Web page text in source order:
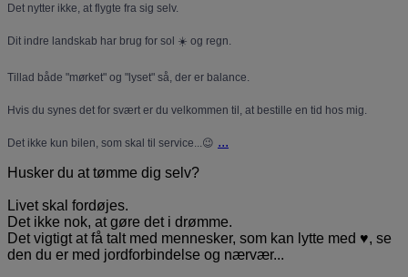
Det nytter ikke, at flygte fra sig selv.
Dit indre landskab har brug for sol ☀️ og regn.
Tillad både "mørket" og "lyset" så, der er balance.
Hvis du synes det for svært er du velkommen til, at bestille en tid hos mig.
Det ikke kun bilen, som skal til service...😉 ...
Husker du at tømme dig selv?
Livet skal fordøjes.
Det ikke nok, at gøre det i drømme.
Det vigtigt at få talt med mennesker, som kan lytte med ♥️, se
den du er med jordforbindelse og nærvær...